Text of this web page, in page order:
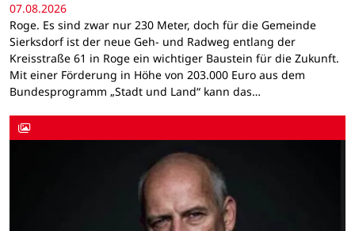
07.08.2026
Roge. Es sind zwar nur 230 Meter, doch für die Gemeinde
Sierksdorf ist der neue Geh- und Radweg entlang der
Kreisstraße 61 in Roge ein wichtiger Baustein für die Zukunft.
Mit einer Förderung in Höhe von 203.000 Euro aus dem
Bundesprogramm „Stadt und Land“ kann das…